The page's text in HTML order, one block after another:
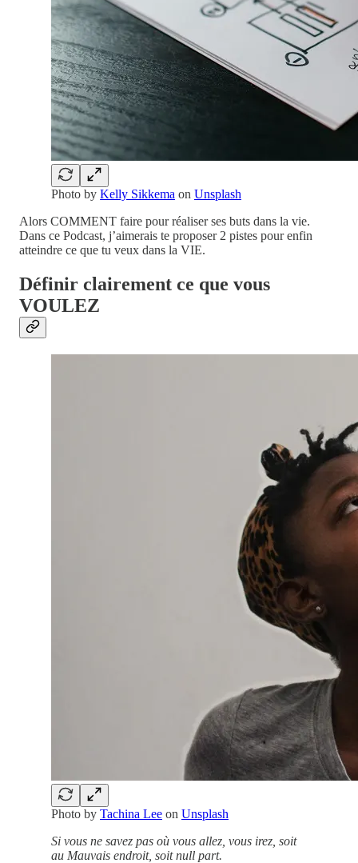
Photo by Kelly Sikkema on Unsplash
Alors COMMENT faire pour réaliser ses buts dans la vie.
Dans ce Podcast, j’aimerais te proposer 2 pistes pour enfin
atteindre ce que tu veux dans la VIE.
Définir clairement ce que vous
VOULEZ
Photo by Tachina Lee on Unsplash
Si vous ne savez pas où vous allez, vous irez, soit
au Mauvais endroit, soit null part.